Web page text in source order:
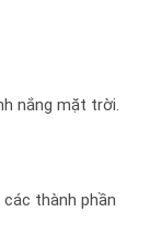
nắng mặt trời.
thành phần